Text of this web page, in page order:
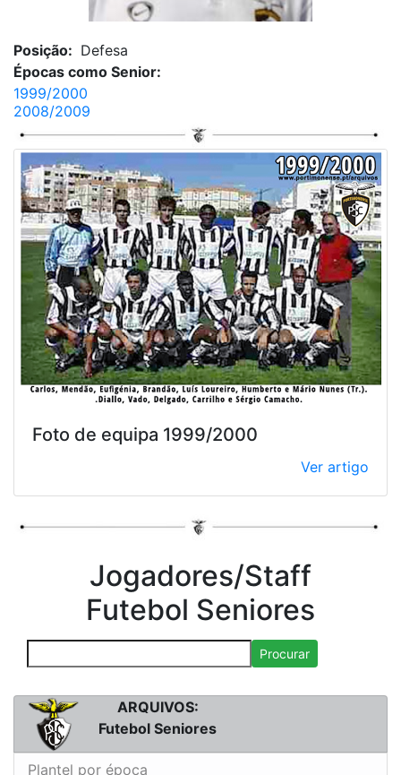
Posição: Defesa
Épocas como Senior:
1999/2000
2008/2009
Foto de equipa 1999/2000
Ver artigo
Jogadores/Staff
Futebol Seniores
Procurar
ARQUIVOS:
Futebol Seniores
Plantel por época